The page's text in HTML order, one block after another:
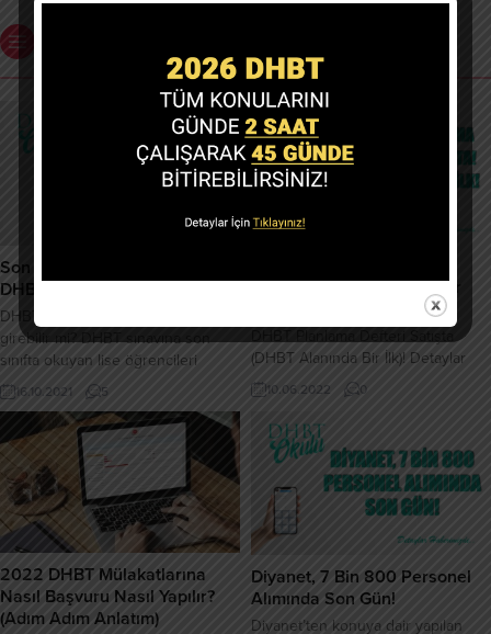
Son Sınıf Okuyanlar 2022
DHBT’ye Girebilir mi?
DHBT’ye son sınıfta okuyanlar
girebilir mi? DHBT sınavına son
sınıfta okuyan lise öğrencileri
başvuru yapabilmektedir. Mezun
olmuş ve mezun olacak lise,
önlisans ve lisans öğrencileri
başvurabilir. KPSS puanı gibi 2 yıl
geçerli bir puan olduğu için 2 yıl
içerisinde okulu bitirecek
öğrencilerde sınava başvurabilir
fakat okulu bitmeden bir tercih
yapamaz....
16.10.2021 5
Satışta (DHBT Alanında Bir
(DHBT Alanında Bir İlk)! Detaylar
Haberimizde...
10.06.2022 0
2022 DHBT Mülakatlarına
Nasıl Başvuru Nasıl Yapılır?
(Adım Adım Anlatım)
Diyanet, 7 Bin 800 Personel
Alımında Son Gün!
Diyanet’ten konuya dair yapılan